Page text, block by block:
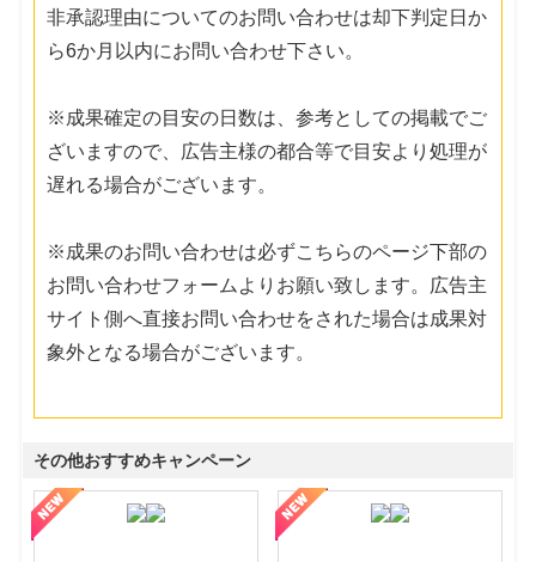
非承認理由についてのお問い合わせは却下判定日か
ら6か月以内にお問い合わせ下さい。
※成果確定の目安の日数は、参考としての掲載でご
ざいますので、広告主様の都合等で目安より処理が
遅れる場合がございます。
※成果のお問い合わせは必ずこちらのページ下部の
お問い合わせフォームよりお願い致します。広告主
サイト側へ直接お問い合わせをされた場合は成果対
象外となる場合がございます。
その他おすすめキャンペーン